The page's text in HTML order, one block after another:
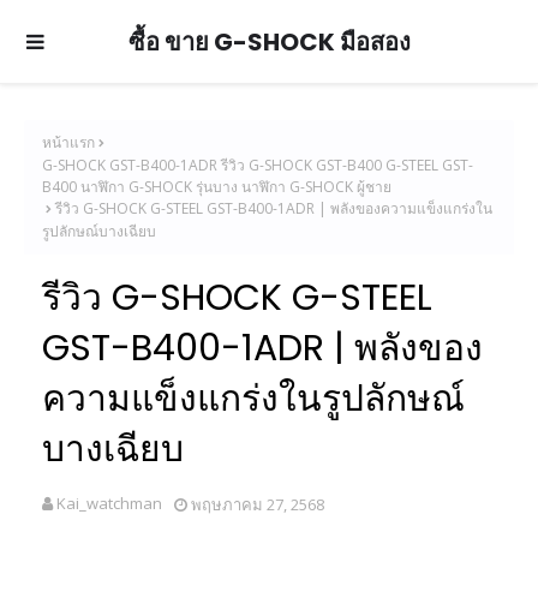
ซื้อ ขาย G-SHOCK มือสอง
หน้าแรก
G-SHOCK GST-B400-1ADR รีวิว G-SHOCK GST-B400 G-STEEL GST-
B400 นาฬิกา G-SHOCK รุ่นบาง นาฬิกา G-SHOCK ผู้ชาย
รีวิว G-SHOCK G-STEEL GST-B400-1ADR | พลังของความแข็งแกร่งใน
รูปลักษณ์บางเฉียบ
รีวิว G-SHOCK G-STEEL
GST-B400-1ADR | พลังของ
ความแข็งแกร่งในรูปลักษณ์
บางเฉียบ
Kai_watchman พฤษภาคม 27, 2568